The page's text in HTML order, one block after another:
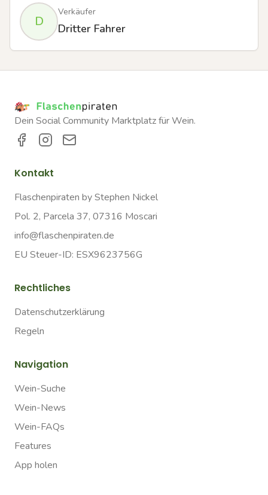
D
Verkäufer
Dritter Fahrer
Dein Social Community Marktplatz für Wein.
Kontakt
Flaschenpiraten by Stephen Nickel
Pol. 2, Parcela 37, 07316 Moscari
info@flaschenpiraten.de
EU Steuer-ID: ESX9623756G
Rechtliches
Datenschutzerklärung
Regeln
Navigation
Wein-Suche
Wein-News
Wein-FAQs
Features
App holen